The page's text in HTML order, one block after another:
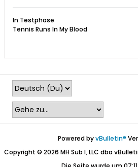
In Testphase
Tennis Runs In My Blood
Powered byvBulletin®
Copyright © 2026 MH Sub I, LLC dba